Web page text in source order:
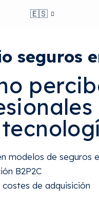
🇪🇸
seguros
modelos de seguros
B2P2C
costes de adquisición